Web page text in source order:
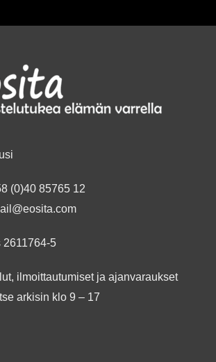
(0)40 85765 12
2611764-5
ilmoittautumiset ja ajanvaraukset
arkisin klo 9 – 17